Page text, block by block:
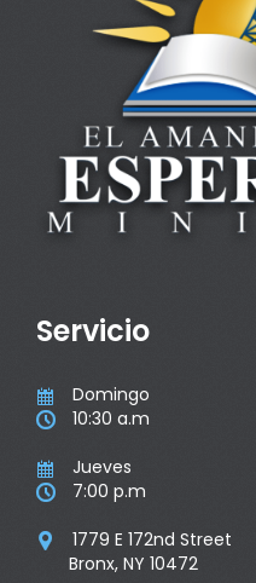
Servicio
 Domingo
 10:30 a.m
 Jueves
 7:00 p.m

1779 E 172nd Street
Bronx, NY 10472